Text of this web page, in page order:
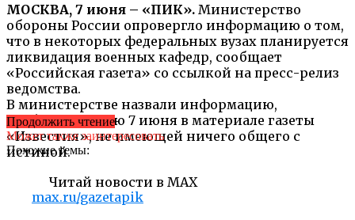
МОСКВА, 7 июня – «ПИК». Министерство
обороны России опровергло информацию о том,
что в некоторых федеральных вузах планируется
ликвидация военных кафедр, сообщает
«Российская газета» со ссылкой на пресс-релиз
ведомства.
В министерстве назвали информацию,
опубликованную 7 июня в материале газеты
«Известия», не имеющей ничего общего с
истиной.
Читай новости в MAX
max.ru/gazetapik
Продолжить чтение
Может также заинтересовать
Похожие темы: